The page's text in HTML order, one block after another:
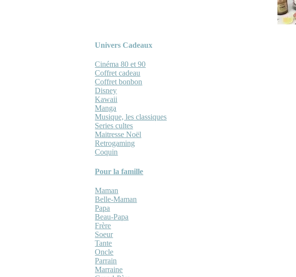
Univers Cadeaux
Cinéma 80 et 90
Coffret cadeau
Coffret bonbon
Disney
Kawaii
Manga
Musique, les classiques
Series cultes
Maitresse Noël
Retrogaming
Coquin
Pour la famille
Maman
Belle-Maman
Papa
Beau-Papa
Frère
Soeur
Tante
Oncle
Parrain
Marraine